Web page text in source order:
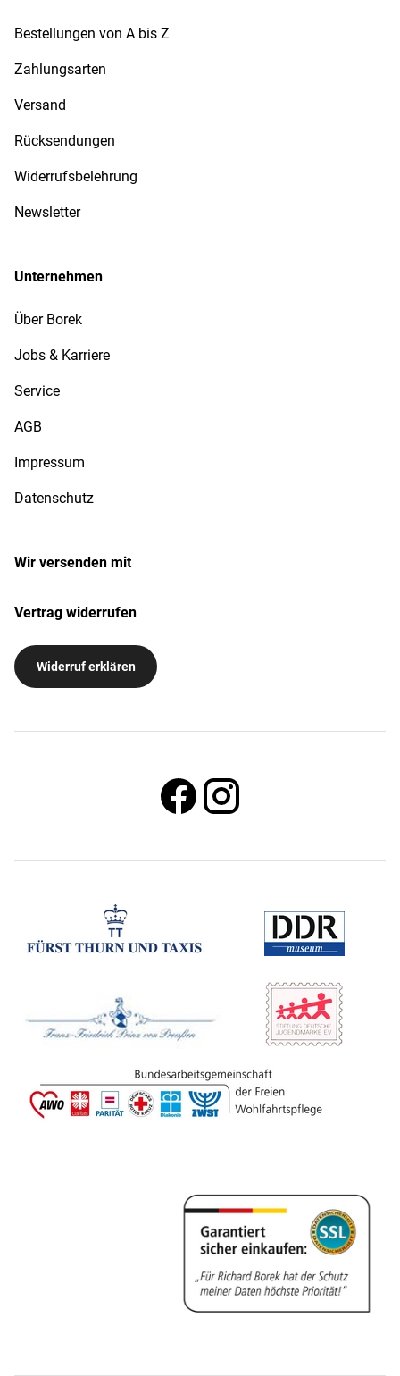
Bestellungen von A bis Z
Zahlungsarten
Versand
Rücksendungen
Widerrufsbelehrung
Newsletter
Unternehmen
Über Borek
Jobs & Karriere
Service
AGB
Impressum
Datenschutz
Wir versenden mit
Vertrag widerrufen
Widerruf erklären